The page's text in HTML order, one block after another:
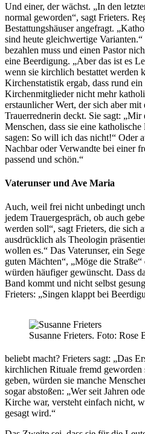
Und einer, der wächst. „In den
normal geworden“, sagt Frieters.
Bestattungshäuser angefragt.
sind heute gleichwertige
bezahlen muss und einen Pastor
eine Beerdigung. „Aber das ist es
wenn sie kirchlich bestattet werden
Kirchenstatistik ergab, dass rund
Kirchenmitglieder nicht mehr
erstaunlicher Wert, der sich aber
Trauerrednerin deckt. Sie sagt:
Menschen, dass sie eine
sagen: So will ich das nicht!“ Oder
Nachbar oder Verwandte bei einer
passend und schön.“
Vaterunser und Ave Maria
Auch, weil frei nicht unbedingt
jedem Trauergespräch, ob auch
werden soll“, sagt Frieters, die sich
ausdrücklich als Theologin
wollen es.“ Das Vaterunser, ein
guten Mächten“, „Möge die
würden häufiger gewünscht. Dass
Band kommt und nicht selbst
Frieters: „Singen klappt bei
Susanne Frieters. Foto: Rose
beliebt macht? Frieters sagt: „Das
kirchlichen Rituale fremd
geben, würden sie manche
sogar abstoßen: „Wer seit Jahren
Kirche war, versteht einfach nicht,
gesagt wird.“